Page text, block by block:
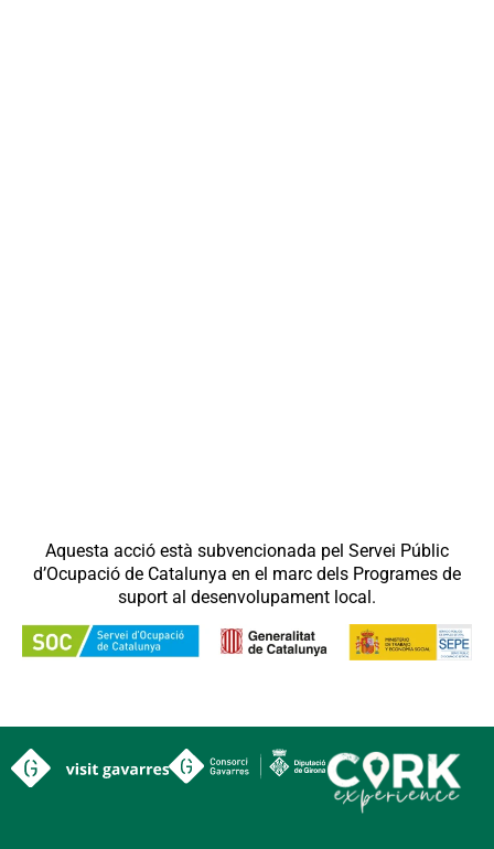
Aquesta acció està subvencionada pel Servei Públic
d’Ocupació de Catalunya en el marc dels Programes de
suport al desenvolupament local.